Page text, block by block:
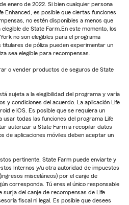
enero de 2022. Si bien cualquier persona
Enhanced, es posible que ciertas funciones
no estén disponibles a menos que
de State Farm.En este momento, los
no son elegibles para el programa
titulares de póliza pueden experimentar un
sea elegible para recompensas.
o vender productos de seguros de State
sujeta a la elegibilidad del programa y varía
y condiciones del acuerdo. La aplicación Life
e iOS. Es posible que se requiera un
usar todas las funciones del programa Life
autorizar a State Farm a recopilar datos
de aplicaciones móviles deben aceptar un
pertinente, State Farm puede enviarte y
Internos y/u otra autoridad de impuestos
misceláneos) por el canje de
corresponda. Tú eres el único responsable
surja del canje de recompensas de Life
fiscal ni legal. Es posible que desees